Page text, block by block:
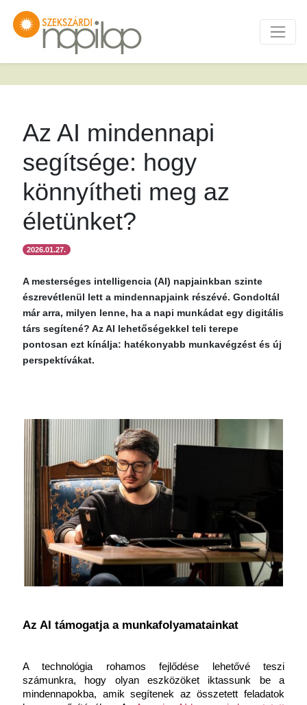
Az AI mindennapi
segítsége: hogy
könnyítheti meg az
életünket?
2026.01.27.
A mesterséges intelligencia (AI) napjainkban szinte
észrevétlenül lett a mindennapjaink részévé. Gondoltál
már arra, milyen lenne, ha a napi munkádat egy digitális
társ segítené? Az AI lehetőségekkel teli terepe
pontosan ezt kínálja: hatékonyabb munkavégzést és új
perspektívákat.
Az AI támogatja a munkafolyamatainkat
A technológia rohamos fejlődése lehetővé teszi
számunkra, hogy olyan eszközöket iktassunk be a
mindennapokba, amik segítenek az összetett feladatok